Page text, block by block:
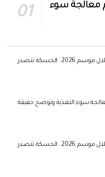
معالجة سوء
قفزة في إنتاج القمح السوري خلال موسم 2026.. الحسكة تتصدر
سوء التغذية وتوضح حقيقة
قفزة في إنتاج القمح السوري خلال موسم 2026.. الحسكة تتصدر